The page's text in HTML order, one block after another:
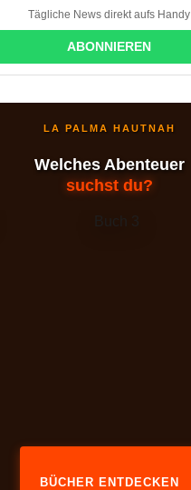
Tägliche News direkt aufs Handy
ABONNIEREN
LA PALMA HAUTNAH
Welches Abenteuer
suchst du?
BÜCHER ENTDECKEN